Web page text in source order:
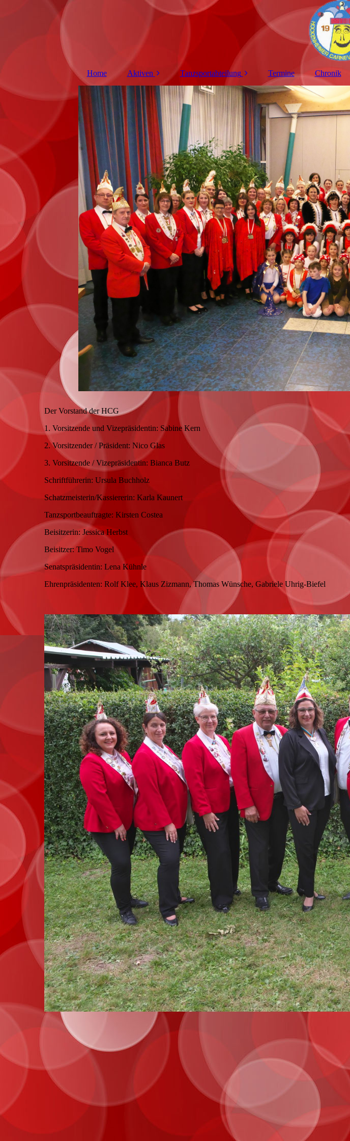
Home Aktiven
Vorstand
Elferrat
Senat
Tanzsportabteilung
Trainingszeiten
Tanzgarden
UHU's
Trainer/Betreuer
Termine Chronik
Der Vorstand der HCG
1. Vorsitzende und Vizepräsidentin: Sabine Kern
2. Vorsitzender / Präsident: Nico Glas
3. Vorsitzende / Vizepräsidentin: Bianca Butz
Schriftführerin: Ursula Buchholz
Schatzmeisterin/Kassiererin: Karla Kaunert
Tanzsportbeauftragte: Kirsten Costea
Beisitzerin: Jessica Herbst
Beisitzer: Timo Vogel
Senatspräsidentin: Lena Kühnle
Ehrenpräsidenten: Rolf Klee, Klaus Zizmann, Thomas Wünsche, Gabriele Uhrig-Biefel